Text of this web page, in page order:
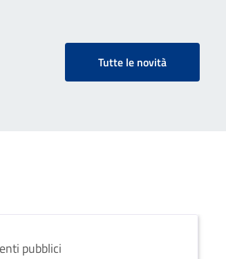
Tutte le novità
pubblici